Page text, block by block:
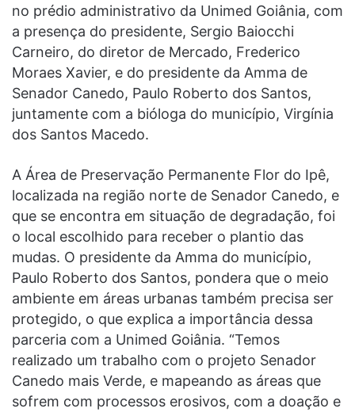
no prédio administrativo da Unimed Goiânia, com
a presença do presidente, Sergio Baiocchi
Carneiro, do diretor de Mercado, Frederico
Moraes Xavier, e do presidente da Amma de
Senador Canedo, Paulo Roberto dos Santos,
juntamente com a bióloga do município, Virgínia
dos Santos Macedo.
A Área de Preservação Permanente Flor do Ipê,
localizada na região norte de Senador Canedo, e
que se encontra em situação de degradação, foi
o local escolhido para receber o plantio das
mudas. O presidente da Amma do município,
Paulo Roberto dos Santos, pondera que o meio
ambiente em áreas urbanas também precisa ser
protegido, o que explica a importância dessa
parceria com a Unimed Goiânia. “Temos
realizado um trabalho com o projeto Senador
Canedo mais Verde, e mapeando as áreas que
sofrem com processos erosivos, com a doação e